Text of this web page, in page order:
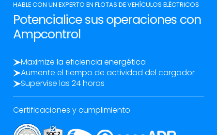
HABLE CON UN EXPERTO EN FLOTAS DE VEHÍCULOS ELÉCTRICOS
Potencialice sus operaciones con
Ampcontrol
Maximize la eficiencia energética
Aumente el tiempo de actividad del cargador
Supervise las 24 horas
Certificaciones y cumplimiento